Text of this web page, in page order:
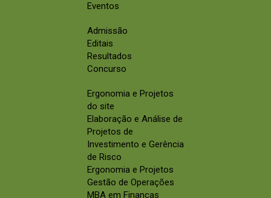
Eventos
Admissão
Editais
Resultados
Concurso
Ergonomia e Projetos
do site
Elaboração e Análise de
Projetos de
Investimento e Gerência
de Risco
Ergonomia e Projetos
Gestão de Operações
MBA em Finanças